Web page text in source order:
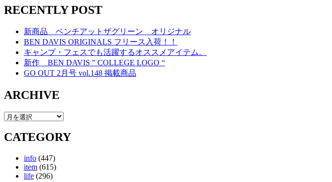
RECENTLY POST
新商品 ベンチアットザグリーン オリジナル
BEN DAVIS ORIGINALS フリース入荷！！
キャンプ・フェスでも活躍するオススメアイテム。
新作 BEN DAVIS ” COLLEGE LOGO “
GO OUT 2月号 vol.148 掲載商品
ARCHIVE
CATEGORY
info (447)
item (615)
life (296)